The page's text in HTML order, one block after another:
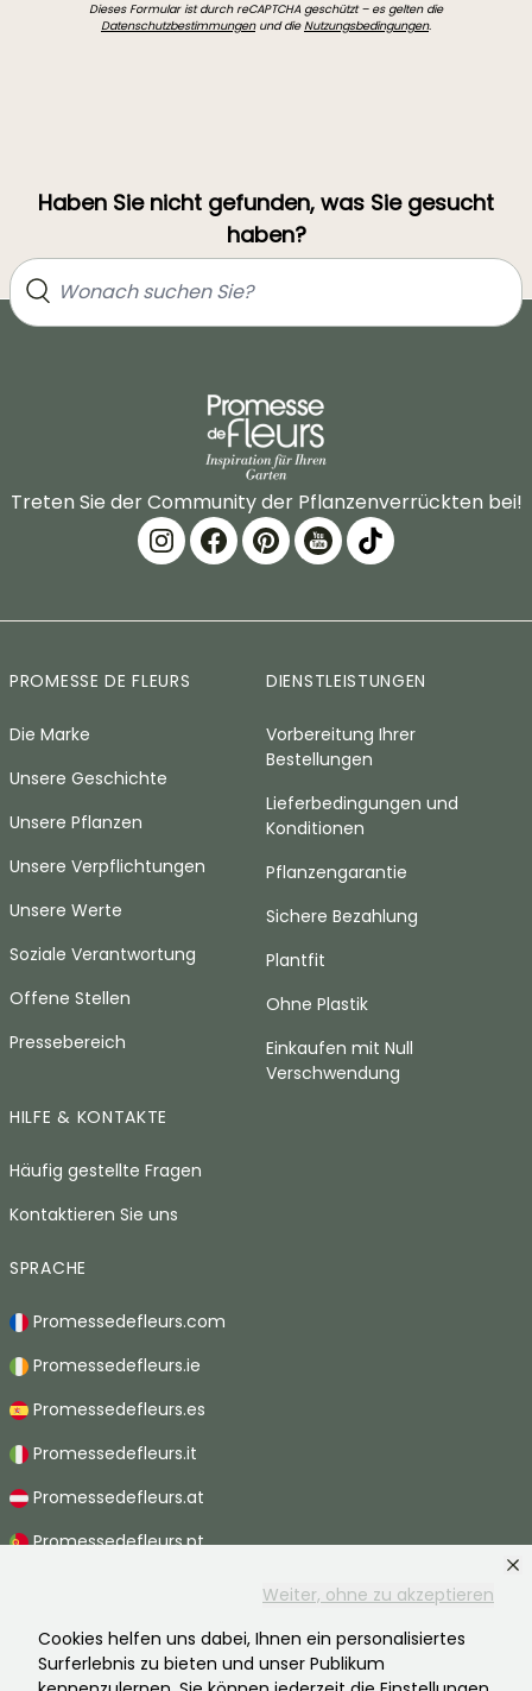
Weiter, ohne zu akzeptieren
Cookies helfen uns dabei, Ihnen ein personalisiertes
Surferlebnis zu bieten und unser Publikum
Dieses Formular ist durch reCAPTCHA geschützt – es gelten die
Datenschutzbestimmungenund dieNutzungsbedingungen.
Haben Sie nicht gefunden, was Sie gesucht
haben?
Treten Sie der Community der Pflanzenverrückten bei!
PROMESSE DE FLEURS
Die Marke
Unsere Geschichte
Unsere Pflanzen
Unsere Verpflichtungen
Unsere Werte
Soziale Verantwortung
Offene Stellen
Pressebereich
DIENSTLEISTUNGEN
Vorbereitung Ihrer
Bestellungen
Lieferbedingungen und
Konditionen
Pflanzengarantie
Sichere Bezahlung
Plantfit
Ohne Plastik
Einkaufen mit Null
Verschwendung
HILFE & KONTAKTE
Häufig gestellte Fragen
Kontaktieren Sie uns
SPRACHE
Promessedefleurs.com
Promessedefleurs.ie
Promessedefleurs.es
Promessedefleurs.it
Promessedefleurs.at
Promessedefleurs.pt
Promessedefleurs.be
Promessedefleurs.ch